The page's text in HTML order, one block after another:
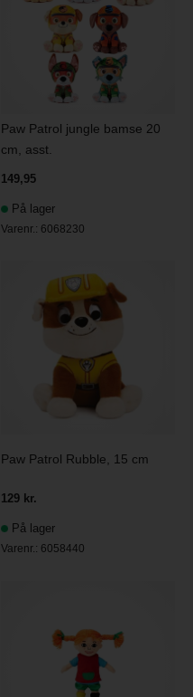
Paw Patrol jungle bamse 20
cm, asst.
149,95
På lager
Varenr.: 6068230
Paw Patrol Rubble, 15 cm
129 kr.
På lager
Varenr.: 6058440